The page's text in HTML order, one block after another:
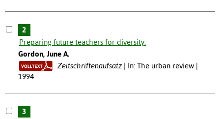
2
Preparing future teachers for diversity.
Gordon, June A.
Zeitschriftenaufsatz
In: The urban review |
1994
3